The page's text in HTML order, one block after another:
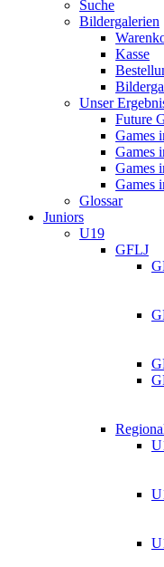
Suche
Bildergalerien
Kasse
Unser
Future
Games
Games
Games
Games
Glossar
Juniors
U19
GFLJ